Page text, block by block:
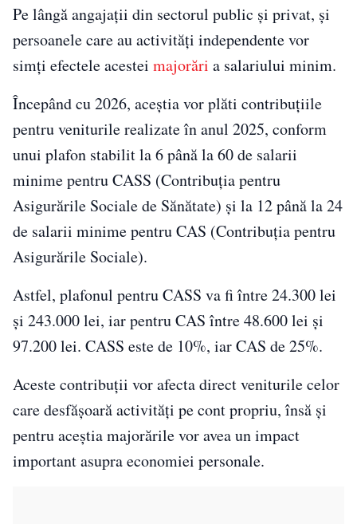
Pe lângă angajații din sectorul public și privat, și
persoanele care au activități independente vor
simți efectele acestei majorări a salariului minim.
Începând cu 2026, aceștia vor plăti contribuțiile
pentru veniturile realizate în anul 2025, conform
unui plafon stabilit la 6 până la 60 de salarii
minime pentru CASS (Contribuția pentru
Asigurările Sociale de Sănătate) și la 12 până la 24
de salarii minime pentru CAS (Contribuția pentru
Asigurările Sociale).
Astfel, plafonul pentru CASS va fi între 24.300 lei
și 243.000 lei, iar pentru CAS între 48.600 lei și
97.200 lei. CASS este de 10%, iar CAS de 25%.
Aceste contribuții vor afecta direct veniturile celor
care desfășoară activități pe cont propriu, însă și
pentru aceștia majorările vor avea un impact
important asupra economiei personale.